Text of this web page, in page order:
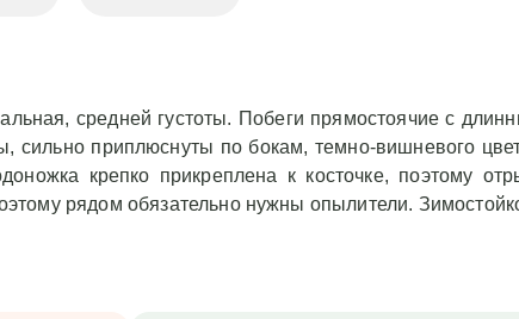
средней густоты. Побеги прямостоячие с
сильно приплюснуты по бокам, темно-вишневого
крепко прикреплена к косточке, поэтому
рядом обязательно нужны опылители.